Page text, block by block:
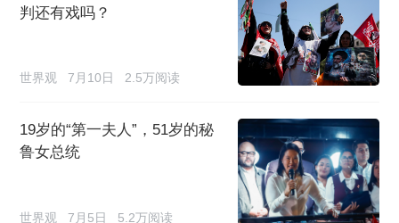
判还有戏吗？
世界观 7月10日 2.5万阅读
19岁的“第一夫人”，51岁的秘
鲁女总统
世界观 7月5日 5.2万阅读